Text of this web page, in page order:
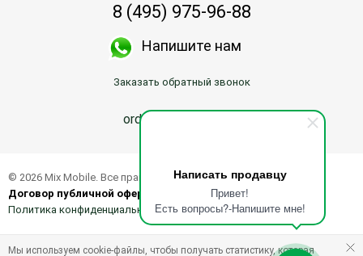
Написать продавцу
Привет!
Есть вопросы?-Напишите мне!
8 (495) 975-96-88
Напишите нам
Заказать обратный звонок
order@mix-mobile.ru
© 2026 Mix Mobile. Все права защищены.
Договор публичной оферты о продаже товаров
Политика конфиденциальности
Мы используем cookie-файлы, чтобы получать статистику, которая